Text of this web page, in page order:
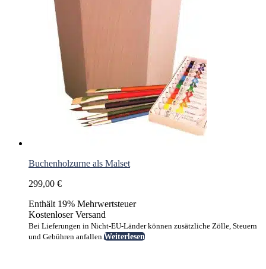
Buchenholzurne als Malset
299,00 €
Enthält 19% Mehrwertsteuer
Kostenloser Versand
Bei Lieferungen in Nicht-EU-Länder können zusätzliche Zölle, Steuern
und Gebühren anfallen.Weiterlesen